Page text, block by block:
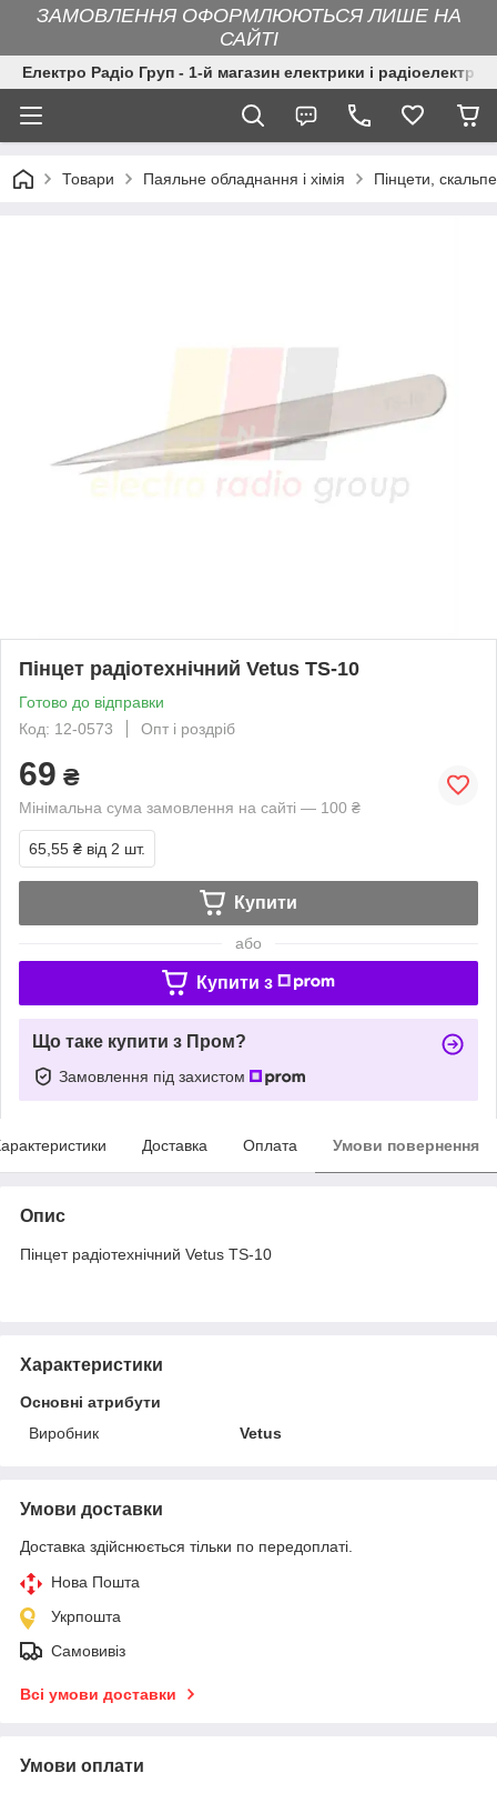
ЗАМОВЛЕННЯ ОФОРМЛЮЮТЬСЯ ЛИШЕ НА
САЙТІ
Електро Радіо Груп - 1-й магазин електрики і
Товари Паяльне обладнання і хімія Пінцети,
Пінцет радіотехнічний Vetus TS-10
Готово до відправки
Код: 12-0573
Опт і роздріб
69 ₴
Мінімальна сума замовлення на сайті — 100 ₴
65,55 ₴ від 2 шт.
Купити
або
Купити з
Що таке купити з Пром?
Замовлення під захистом
Доставка Оплата Умови повернення
Опис
Пінцет радіотехнічний Vetus TS-10
Характеристики
Основні атрибути
Виробник
Vetus
Умови доставки
Доставка здійснюється тільки по передоплаті.
Нова Пошта
Укрпошта
Самовивіз
Всі умови доставки
Умови оплати